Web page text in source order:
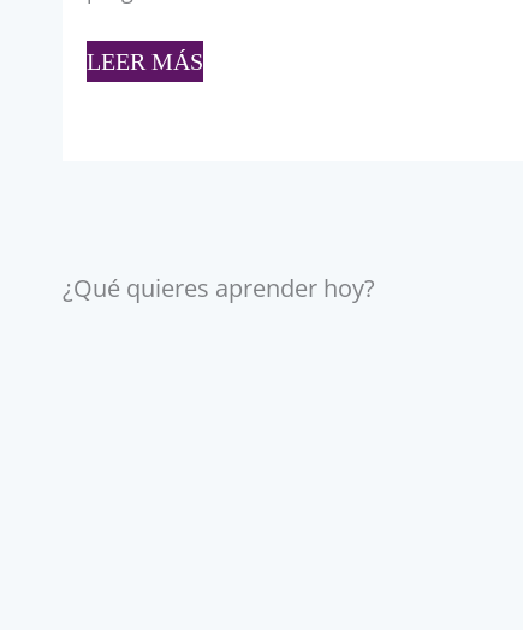
LEER MÁS
¿Qué quieres aprender hoy?